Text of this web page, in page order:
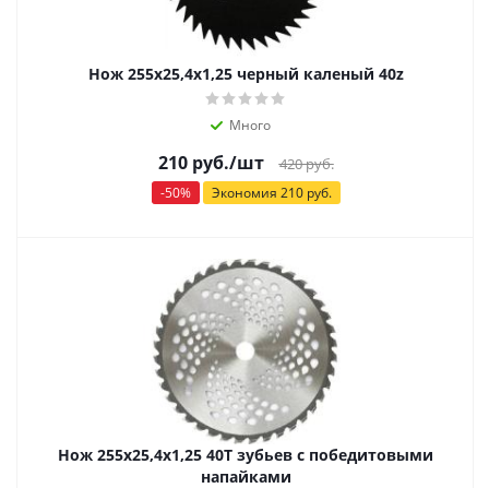
Нож 255х25,4х1,25 черный каленый 40z
Много
210руб./шт 420руб.
-50% Экономия 210руб.
Нож 255х25,4х1,25 40Т зубьев с победитовыми
напайками